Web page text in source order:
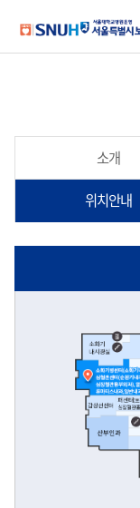
소개
위치안내